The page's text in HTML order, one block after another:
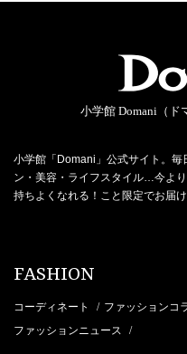
小学館 Domani（ド
小学館「Domani」公式サイト。毎
ン・美容・ライフスタイル…今よ
持ちよくなれる！こと限定でお届け
FASHION
コーディネート / ファッションコ
ファッションニュース /